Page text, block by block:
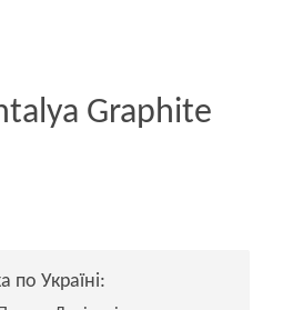
Graphite
по Україні: